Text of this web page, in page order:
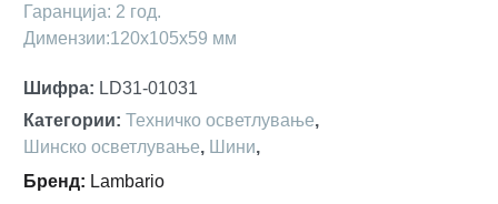
Гаранција: 2 год.
Димензии:120х105х59 мм
Шифра: LD31-01031
Категории: Техничко осветлување,
Шинско осветлување, Шини,
Бренд: Lambario